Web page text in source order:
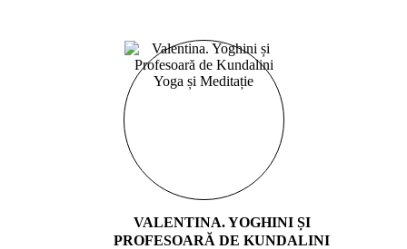
VALENTINA. YOGHINI ȘI
PROFESOARĂ DE KUNDALINI